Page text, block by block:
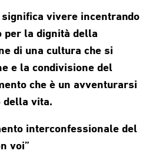
vivere incentrando
per la dignità della
di una cultura che si
e la condivisione del
che è un avventurarsi
vita.
interconfessionale del
voi”